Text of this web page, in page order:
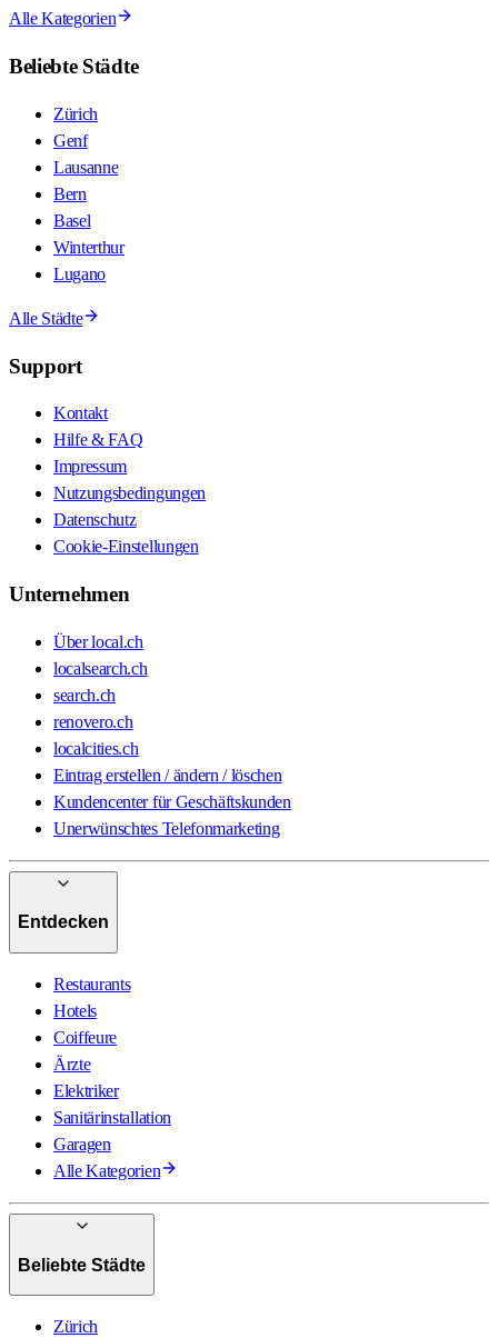
Alle Kategorien
Beliebte Städte
Zürich
Genf
Lausanne
Bern
Basel
Winterthur
Lugano
Alle Städte
Support
Kontakt
Hilfe & FAQ
Impressum
Nutzungsbedingungen
Datenschutz
Cookie-Einstellungen
Unternehmen
Über local.ch
localsearch.ch
search.ch
renovero.ch
localcities.ch
Eintrag erstellen / ändern / löschen
Kundencenter für Geschäftskunden
Unerwünschtes Telefonmarketing
Entdecken
Restaurants
Hotels
Coiffeure
Ärzte
Elektriker
Sanitärinstallation
Garagen
Alle Kategorien
Beliebte Städte
Zürich